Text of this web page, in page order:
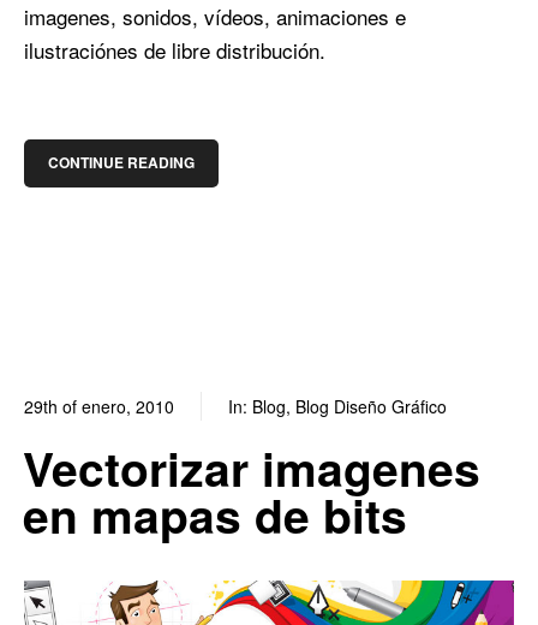
imagenes, sonidos, vídeos, animaciones e
ilustraciónes de libre distribución.
CONTINUE READING
29th of enero, 2010 In: Blog, Blog Diseño Gráfico
Vectorizar imagenes
en mapas de bits